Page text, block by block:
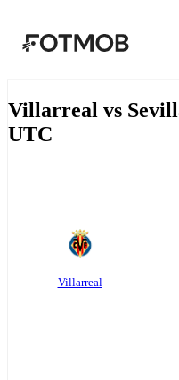
Villarreal vs
UTC
Villarreal